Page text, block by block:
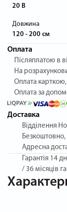
20 В
Довжина
120 - 200 см
Оплата
Післяплатою в
На
Оплата
Оплата за
Доставка
Відділення
Адресна
Гарантія 14
/ 36 місяців